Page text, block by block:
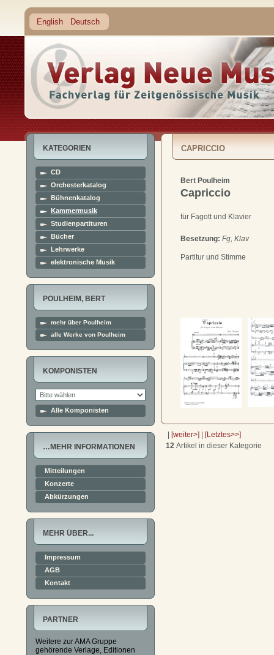
English Deutsch
KATEGORIEN
CD
Orchesterkatalog
Bühnenkatalog
Kammermusik
Studienpartituren
Bücher
Lehrwerke
elektronische Musik
POULHEIM, BERT
mehr über Poulheim
alle Werke von Poulheim
KOMPONISTEN
Alle Komponisten
…MEHR INFORMATIONEN
Mitteilungen
Konzerte
Abkürzungen
MEHR ÜBER...
Impressum
AGB
Kontakt
PARTNER
Weitere zur AMA Gruppe
gehörende Verlage, Editionen
CAPRICCIO
Bert Poulheim
Capriccio
für Fagott und Klavier
Besetzung: Fg, Klav
Partitur und Stimme
| [weiter>] | [Letztes>>]
12 Artikel in dieser Kategorie